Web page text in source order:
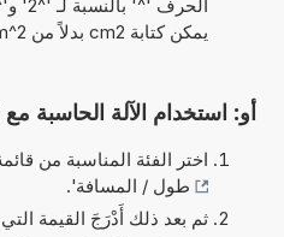
يمكن كتابة cm2 بدلاً من cm^2.
أو: استخدام الآلة الحاسبة مع
اختر الفئة المناسبة من
طول / المسافة'.
ثم بعد ذلك أَدْرَجَ القيمة التي